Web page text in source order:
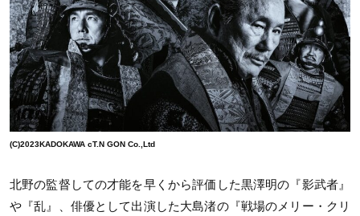
(C)2023KADOKAWA cT.N GON Co.,Ltd
北野の監督しての才能を早くから評価した黒澤明の『影武者』
や『乱』、俳優として出演した大島渚の『戦場のメリー・クリ